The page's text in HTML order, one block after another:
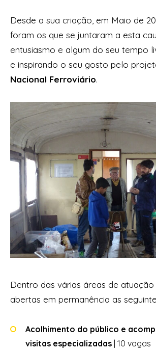
Desde a sua criação, em Maio de
foram os que se juntaram a esta
entusiasmo e algum do seu tempo
e inspirando o seu gosto pelo
Nacional Ferroviário.
Dentro das várias áreas de
abertas em permanência as
Acolhimento do público e
visitas especializadas | 10 vagas